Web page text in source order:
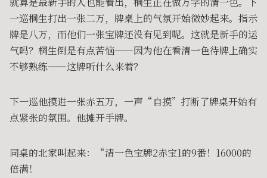
一巡桐生打出一张二万，牌桌上的气氛开始微妙起来。指示
牌是八万，而他们一张宝牌还没有见到呢。这就是新手的运
气吗？桐生倒是有点苦恼——因为他在看清一色待牌上确实
不够熟练——这牌听什么来着？
下一巡他摸进一张赤五万，一声“自摸”打断了牌桌开始有
点紧张的氛围。他摊开手牌。
同桌的北家叫起来：“清一色宝牌2赤宝1的9番！16000的
倍满！